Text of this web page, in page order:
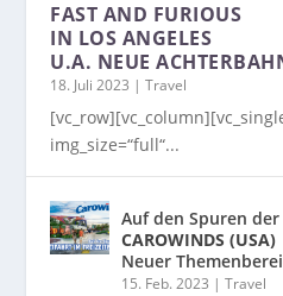
FAST AND FURIOUS
IN LOS ANGELES
U.A. NEUE
18. Juli 2023 |Travel
img_size=“full“...
Auf den Spuren
CAROWINDS (USA)
Neuer
15. Feb. 2023 |Travel